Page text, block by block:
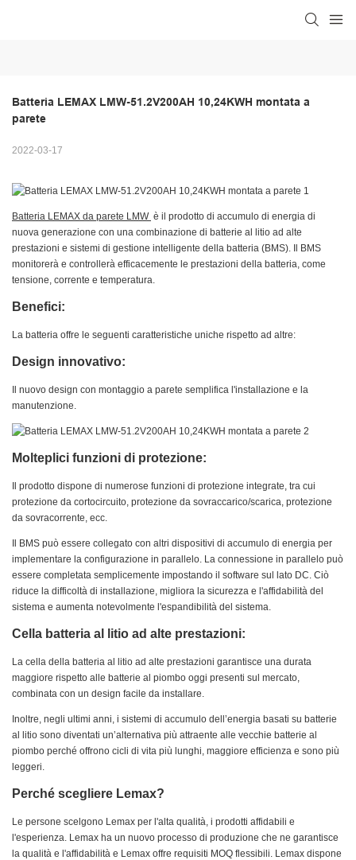
Batteria LEMAX LMW-51.2V200AH 10,24KWH montata a
parete
2022-03-17
Batteria LEMAX da parete LMW è il prodotto di accumulo di energia di
nuova generazione con una combinazione di batterie al litio ad alte
prestazioni e sistemi di gestione intelligente della batteria (BMS). Il BMS
monitorerà e controllerà efficacemente le prestazioni della batteria, come
tensione, corrente e temperatura.
Benefici:
La batteria offre le seguenti caratteristiche uniche rispetto ad altre:
Design innovativo:
Il nuovo design con montaggio a parete semplifica l'installazione e la
manutenzione.
Molteplici funzioni di protezione:
Il prodotto dispone di numerose funzioni di protezione integrate, tra cui
protezione da cortocircuito, protezione da sovraccarico/scarica, protezione
da sovracorrente, ecc.
Il BMS può essere collegato con altri dispositivi di accumulo di energia per
implementare la configurazione in parallelo. La connessione in parallelo può
essere completata semplicemente impostando il software sul lato DC. Ciò
riduce la difficoltà di installazione, migliora la sicurezza e l'affidabilità del
sistema e aumenta notevolmente l'espandibilità del sistema.
Cella batteria al litio ad alte prestazioni:
La cella della batteria al litio ad alte prestazioni garantisce una durata
maggiore rispetto alle batterie al piombo oggi presenti sul mercato,
combinata con un design facile da installare.
Inoltre, negli ultimi anni, i sistemi di accumulo dell’energia basati su batterie
al litio sono diventati un’alternativa più attraente alle vecchie batterie al
piombo perché offrono cicli di vita più lunghi, maggiore efficienza e sono più
leggeri.
Perché scegliere Lemax?
Le persone scelgono Lemax per l'alta qualità, i prodotti affidabili e
l'esperienza. Lemax ha un nuovo processo di produzione che ne garantisce
la qualità e l'affidabilità e Lemax offre requisiti MOQ flessibili. Lemax dispone